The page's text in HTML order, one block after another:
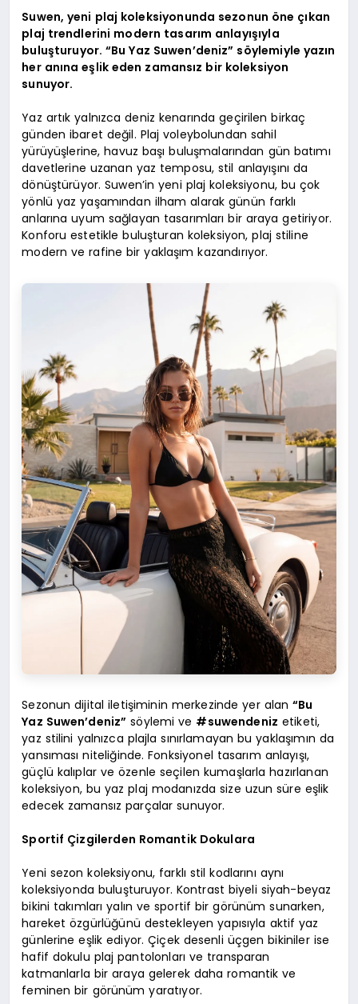
Suwen, yeni plaj koleksiyonunda sezonun öne çıkan
plaj trendlerini modern tasarım anlayışıyla
buluşturuyor. “Bu Yaz Suwen’deniz” söylemiyle yazın
her anına eşlik eden zamansız bir koleksiyon
sunuyor.
Yaz artık yalnızca deniz kenarında geçirilen birkaç
günden ibaret değil. Plaj voleybolundan sahil
yürüyüşlerine, havuz başı buluşmalarından gün batımı
davetlerine uzanan yaz temposu, stil anlayışını da
dönüştürüyor. Suwen’in yeni plaj koleksiyonu, bu çok
yönlü yaz yaşamından ilham alarak günün farklı
anlarına uyum sağlayan tasarımları bir araya getiriyor.
Konforu estetikle buluşturan koleksiyon, plaj stiline
modern ve rafine bir yaklaşım kazandırıyor.
Sezonun dijital iletişiminin merkezinde yer alan“Bu
Yaz Suwen’deniz” söylemi ve #suwendeniz etiketi,
yaz stilini yalnızca plajla sınırlamayan bu yaklaşımın da
yansıması niteliğinde. Fonksiyonel tasarım anlayışı,
güçlü kalıplar ve özenle seçilen kumaşlarla hazırlanan
koleksiyon, bu yaz plaj modanızda size uzun süre eşlik
edecek zamansız parçalar sunuyor.
Sportif Çizgilerden Romantik Dokulara
Yeni sezon koleksiyonu, farklı stil kodlarını aynı
koleksiyonda buluşturuyor. Kontrast biyeli siyah-beyaz
bikini takımları yalın ve sportif bir görünüm sunarken,
hareket özgürlüğünü destekleyen yapısıyla aktif yaz
günlerine eşlik ediyor. Çiçek desenli üçgen bikiniler ise
hafif dokulu plaj pantolonları ve transparan
katmanlarla bir araya gelerek daha romantik ve
feminen bir görünüm yaratıyor.